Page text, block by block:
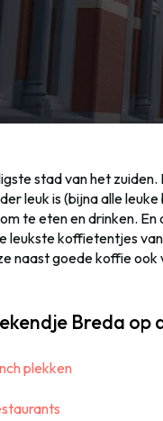
stad van het
leuk is (bijna alle
te eten en drinken.
leukste koffietentjes
naast goede koffie
Breda op
plekken